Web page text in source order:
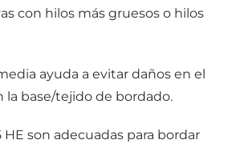
con hilos más gruesos o hilos
ayuda a evitar daños en el
la base/tejido de bordado.
HE son adecuadas para bordar